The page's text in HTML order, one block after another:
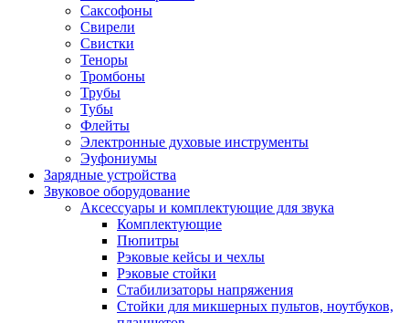
Саксофоны
Свирели
Свистки
Теноры
Тромбоны
Трубы
Тубы
Флейты
Электронные духовые инструменты
Эуфониумы
Зарядные устройства
Звуковое оборудование
Аксессуары и комплектующие для звука
Комплектующие
Пюпитры
Рэковые кейсы и чехлы
Рэковые стойки
Стабилизаторы напряжения
Стойки для микшерных пультов, ноутбуков,